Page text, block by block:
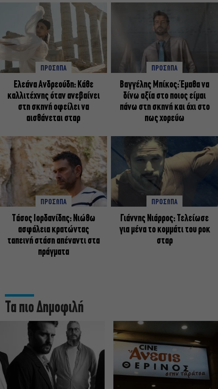
ΠΡΟΣΩΠΑ
Ελεάνα Ανδρεούδη: Κάθε
καλλιτέχνης όταν ανεβαίνει
στη σκηνή οφείλει να
αισθάνεται σταρ
ΠΡΟΣΩΠΑ
Βαγγέλης Μπίκος: Έμαθα να
δίνω αξία στο ποιος είμαι
πάνω στη σκηνή και όχι στο
πως χορεύω
ΠΡΟΣΩΠΑ
Tάσος Ιορδανίδης: Νιώθω
ασφάλεια κρατώντας
ταπεινή στάση απέναντι στα
πράγματα
ΠΡΟΣΩΠΑ
Γιάννης Νιάρρος: Τελείωσε
για μένα το κομμάτι του ροκ
σταρ
Τα πιο Δημοφιλή